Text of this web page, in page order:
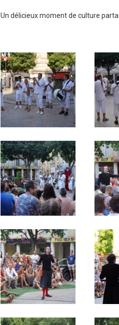
Un délicieux moment de culture